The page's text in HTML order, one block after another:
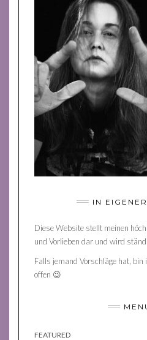
IN
Diese Website stellt meinen
und Vorlieben dar und wird
Falls jemand Vorschläge hat,
offen 😉
FEATURED